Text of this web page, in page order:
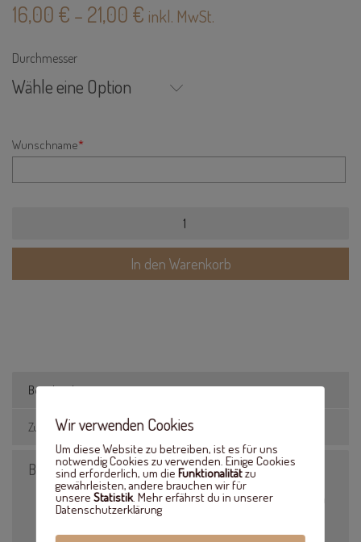
16,00 € – 21,00 € inkl. MwSt.
Durchmesser
Wähle eine Option
Wunschname*
Wunschnamen
In den Warenkorb
Beschreibung
Zusätzliche Informationen
Beschreibung
Der Name wird auf dem Holzschild angebracht und ist 3mm
tief
Inkl. Lederband zum Aufhängen
Wir verwenden Cookies
Um diese Website zu betreiben, ist es für uns
notwendig Cookies zu verwenden. Einige Cookies
sind erforderlich, um die Funktionalitätzu
gewährleisten, andere brauchen wir für
unsere Statistik. Mehr erfährst du in unserer
Datenschutzerklärung